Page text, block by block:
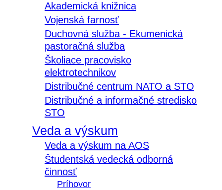
Akademická knižnica
Vojenská farnosť
Duchovná služba - Ekumenická
pastoračná služba
Školiace pracovisko
elektrotechnikov
Distribučné centrum NATO a STO
Distribučné a informačné stredisko
STO
Veda a výskum
Veda a výskum na AOS
Študentská vedecká odborná
činnosť
Príhovor